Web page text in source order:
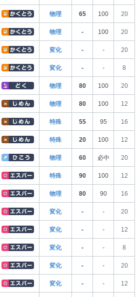
物理 65 100 20
物理 - 100 20
変化 - - 20
変化 - - 8
物理 80 100 20
物理 80 100 12
特殊 55 95 16
特殊 20 100 12
物理 60 必中 20
特殊 90 100 12
物理 80 90 16
変化 - - 20
変化 - - 12
変化 - - 8
変化 - - 20
変化 - - 12